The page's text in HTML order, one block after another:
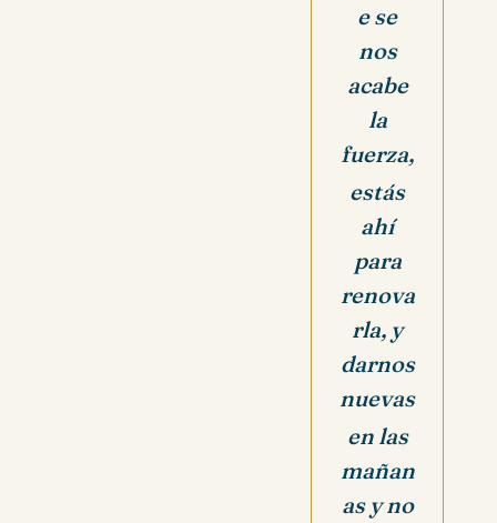
e se
nos
acabe
la
fuerza,
estás
ahí
para
renova
rla, y
darnos
nuevas
en las
mañan
asy no